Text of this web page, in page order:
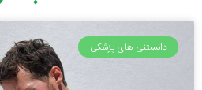
دانستنی های پزشکی